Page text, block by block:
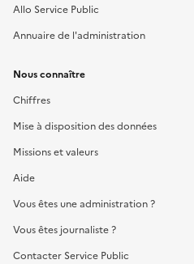
Allo Service Public
Annuaire de l'administration
Nous connaître
Chiffres
Mise à disposition des données
Missions et valeurs
Aide
Vous êtes une administration ?
Vous êtes journaliste ?
Contacter Service Public